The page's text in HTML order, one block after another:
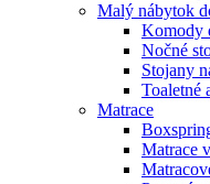
Malý nábytok
Komody
Nočné
Stojany
Toaletné
Matrace
Matrace